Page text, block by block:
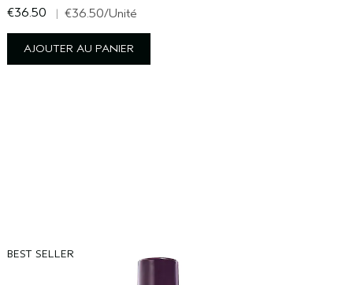
€36.50 | €36.50/Unité
AJOUTER AU PANIER
BEST SELLER